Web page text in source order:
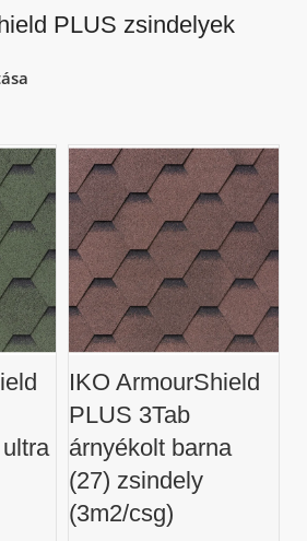
PLUS zsindelyek
IKO ArmourShield
PLUS 3Tab
árnyékolt barna
(27) zsindely
(3m2/csg)